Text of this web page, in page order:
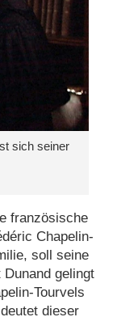
sich seiner
französische
Chapelin-
soll seine
gelingt
Tourvels
dieser